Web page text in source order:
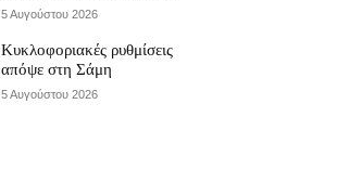
5 Αυγούστου 2026
Κυκλοφοριακές ρυθμίσεις
απόψε στη Σάμη
5 Αυγούστου 2026